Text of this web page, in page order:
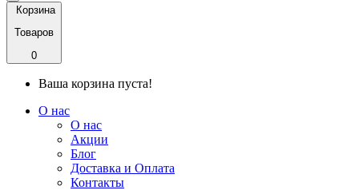
Корзина
Товаров
0
Ваша корзина пуста!
О нас
О нас
Акции
Блог
Доставка и Оплата
Контакты